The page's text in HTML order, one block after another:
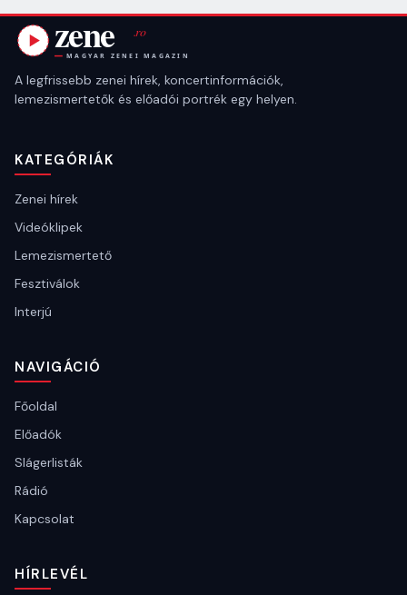
A legfrissebb zenei hírek, koncertinformációk,
lemezismertetők és előadói portrék egy helyen.
KATEGÓRIÁK
Zenei hírek
Videóklipek
Lemezismertető
Fesztiválok
Interjú
NAVIGÁCIÓ
Főoldal
Előadók
Slágerlisták
Rádió
Kapcsolat
HÍRLEVÉL